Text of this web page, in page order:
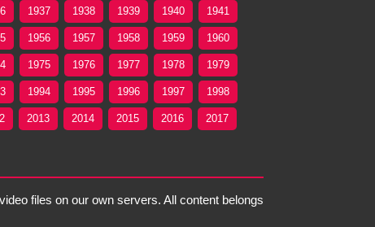
1937 1938 1939 1940 1941
1956 1957 1958 1959 1960
1975 1976 1977 1978 1979
1994 1995 1996 1997 1998
2013 2014 2015 2016 2017
files on our own servers. All content belongs